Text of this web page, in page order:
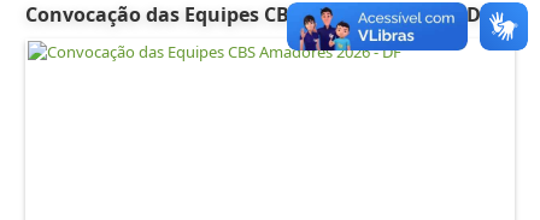
Convocação das Equipes CBS Amadores 2026 - DF